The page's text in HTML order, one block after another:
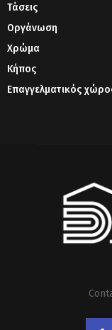
Τάσεις
Οργάνωση
Χρώμα
Κήπος
Επαγγελματικός